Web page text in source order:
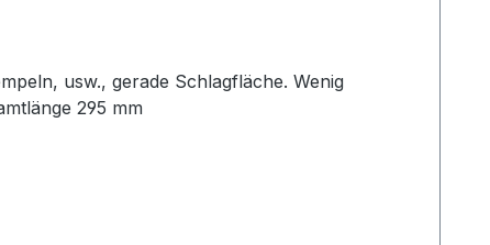
usw., gerade Schlagfläche. Wenig
295 mm